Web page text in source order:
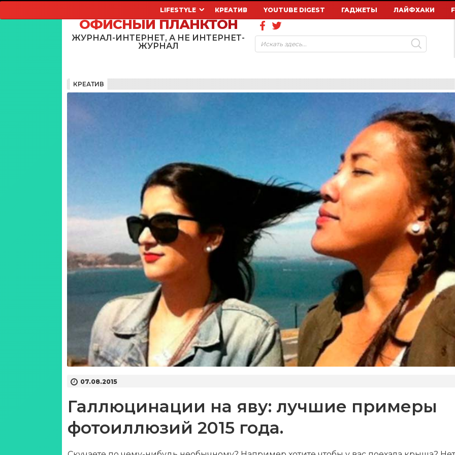
ОФИСНЫЙ ПЛАНКТОН
ЖУРНАЛ-ИНТЕРНЕТ, А НЕ ИНТЕРНЕТ-
ЖУРНАЛ
LIFESTYLE КРЕАТИВ YOUTUBE DIGEST ГАДЖЕТЫ ЛАЙФХАКИ
КРЕАТИВ
07.08.2015
Галлюцинации на яву: лучшие примеры
фотоиллюзий 2015 года.